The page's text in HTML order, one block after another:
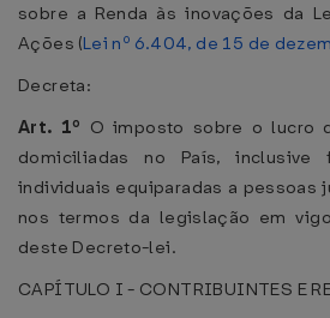
sobre a Renda às inovações da
Ações (Lei nº 6.404, de 15 de
Decreta:
Art. 1º O imposto sobre o lucro
domiciliadas no País, inclusive
individuais equiparadas a pessoas
nos termos da legislação em
deste Decreto-lei.
CAPÍTULO I - CONTRIBUINTES E